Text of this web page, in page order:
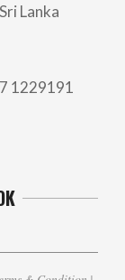
Lanka
1229191